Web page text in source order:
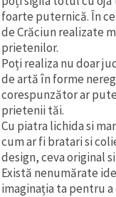
foarte puternică. În
de Crăciun realizate
prietenilor.
Poți realiza nu doar
de artă în forme
corespunzător ar
prietenii tăi.
Cu piatra lichida si
cum ar fi bratari si
design, ceva original
Există nenumărate
imaginația ta pentru